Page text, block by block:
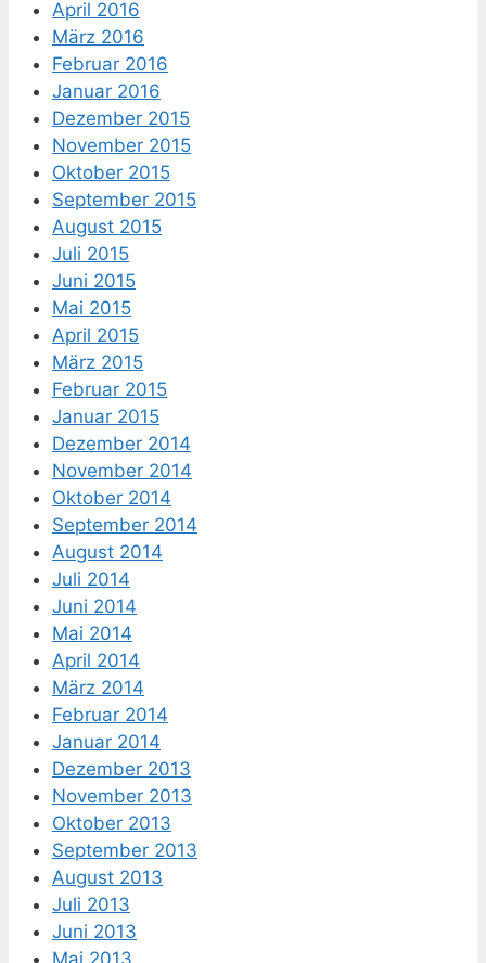
April 2016
März 2016
Februar 2016
Januar 2016
Dezember 2015
November 2015
Oktober 2015
September 2015
August 2015
Juli 2015
Juni 2015
Mai 2015
April 2015
März 2015
Februar 2015
Januar 2015
Dezember 2014
November 2014
Oktober 2014
September 2014
August 2014
Juli 2014
Juni 2014
Mai 2014
April 2014
März 2014
Februar 2014
Januar 2014
Dezember 2013
November 2013
Oktober 2013
September 2013
August 2013
Juli 2013
Juni 2013